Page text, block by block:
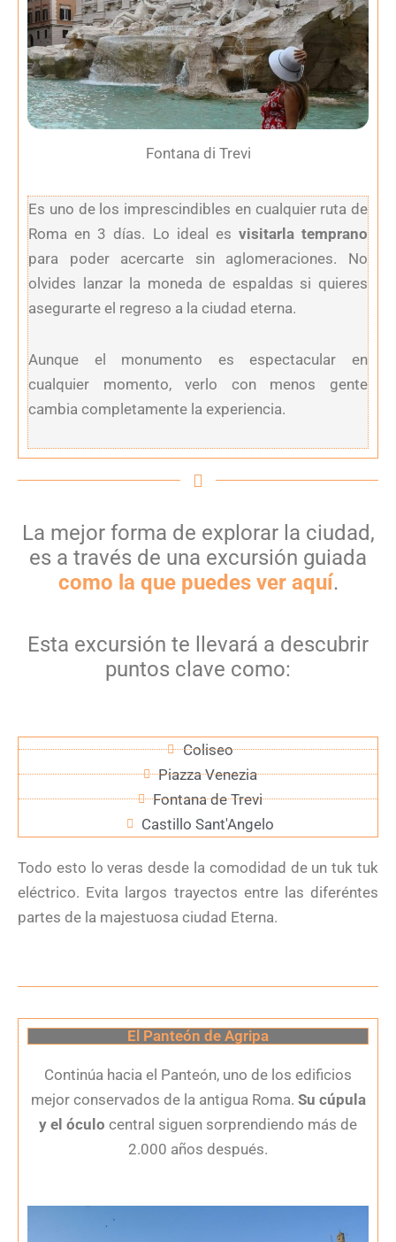
Fontana di Trevi
Es uno de los imprescindibles en cualquier ruta de
Roma en 3 días. Lo ideal es visitarla temprano
para poder acercarte sin aglomeraciones. No
olvides lanzar la moneda de espaldas si quieres
asegurarte el regreso a la ciudad eterna.
Aunque el monumento es espectacular en
cualquier momento, verlo con menos gente
cambia completamente la experiencia.
La mejor forma de explorar la ciudad,
es a través de una excursión guiada
como la que puedes ver aquí.
Esta excursión te llevará a descubrir
puntos clave como:
Coliseo
Piazza Venezia
Fontana de Trevi
Castillo Sant'Angelo
Todo esto lo veras desde la comodidad de un tuk tuk
eléctrico. Evita largos trayectos entre las diferéntes
partes de la majestuosa ciudad Eterna.
El Panteón de Agripa
Continúa hacia el Panteón, uno de los edificios
mejor conservados de la antigua Roma. Su cúpula
y el óculo central siguen sorprendiendo más de
2.000 años después.